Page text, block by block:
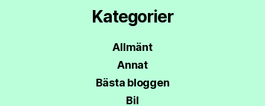
Kategorier
Allmänt
Annat
Bästa bloggen
Bil